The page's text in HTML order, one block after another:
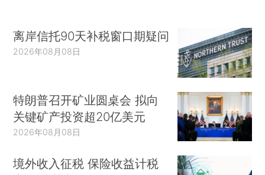
离岸信托90天补税窗口期疑问
2026年08月08日
特朗普召开矿业圆桌会 拟向
关键矿产投资超20亿美元
2026年08月08日
境外收入征税 保险收益计税